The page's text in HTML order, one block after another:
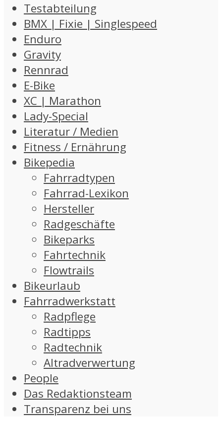
Testabteilung
BMX | Fixie | Singlespeed
Enduro
Gravity
Rennrad
E-Bike
XC | Marathon
Lady-Special
Literatur / Medien
Fitness / Ernährung
Bikepedia
Fahrradtypen
Fahrrad-Lexikon
Hersteller
Radgeschäfte
Bikeparks
Fahrtechnik
Flowtrails
Bikeurlaub
Fahrradwerkstatt
Radpflege
Radtipps
Radtechnik
Altradverwertung
People
Das Redaktionsteam
Transparenz bei uns